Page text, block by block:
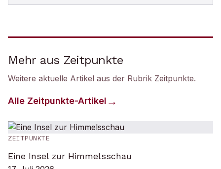
Mehr aus Zeitpunkte
Weitere aktuelle Artikel aus der Rubrik Zeitpunkte.
Alle Zeitpunkte-Artikel
ZEITPUNKTE
Eine Insel zur Himmelsschau